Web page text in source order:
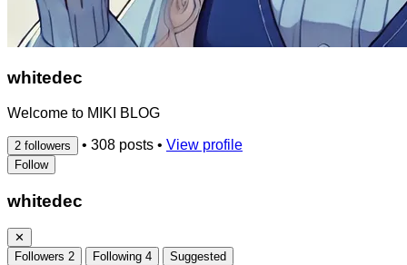
whitedec
Welcome to MIKI BLOG
2 followers • 308 posts • View profile
Follow
whitedec
✕
Followers 2 Following 4 Suggested